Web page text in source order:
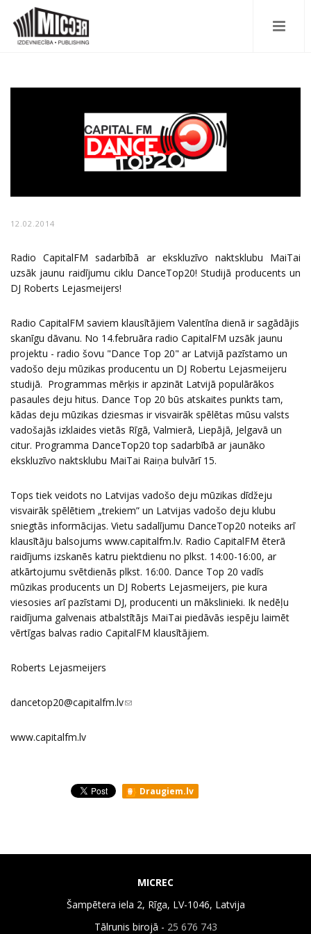
12.02.2014
Radio CapitalFM sadarbībā ar ekskluzīvo naktsklubu MaiTai
uzsāk jaunu raidījumu ciklu DanceTop20! Studijā producents un
DJ Roberts Lejasmeijers!
Radio CapitalFM saviem klausītājiem Valentīna dienā ir sagādājis
skanīgu dāvanu. No 14.februāra radio CapitalFM uzsāk jaunu
projektu - radio šovu "Dance Top 20" ar Latvijā pazīstamo un
vadošo deju mūzikas producentu un DJ Robertu Lejasmeijeru
studijā. Programmas mērķis ir apzināt Latvijā populārākos
pasaules deju hitus. Dance Top 20 būs atskaites punkts tam,
kādas deju mūzikas dziesmas ir visvairāk spēlētas mūsu valsts
vadošajās izklaides vietās Rīgā, Valmierā, Liepājā, Jelgavā un
citur. Programma DanceTop20 top sadarbībā ar jaunāko
ekskluzīvo naktsklubu MaiTai Raiņa bulvārī 15.
Tops tiek veidots no Latvijas vadošo deju mūzikas dīdžeju
visvairāk spēlētiem „trekiem” un Latvijas vadošo deju klubu
sniegtās informācijas. Vietu sadalījumu DanceTop20 noteiks arī
klausītāju balsojums www.capitalfm.lv. Radio CapitalFM ēterā
raidījums izskanēs katru piektdienu no plkst. 14:00-16:00, ar
atkārtojumu svētdienās plkst. 16:00. Dance Top 20 vadīs
mūzikas producents un DJ Roberts Lejasmeijers, pie kura
viesosies arī pazīstami DJ, producenti un mākslinieki. Ik nedēļu
raidījuma galvenais atbalstītājs MaiTai piedāvās iespēju laimēt
vērtīgas balvas radio CapitalFM klausītājiem.
Roberts Lejasmeijers
dancetop20@capitalfm.lv(link sends e-mail)
www.capitalfm.lv
Draugiem.lv
MICREC
Šampētera iela 2, Rīga, LV-1046, Latvija
Tālrunis birojā - 25 676 743